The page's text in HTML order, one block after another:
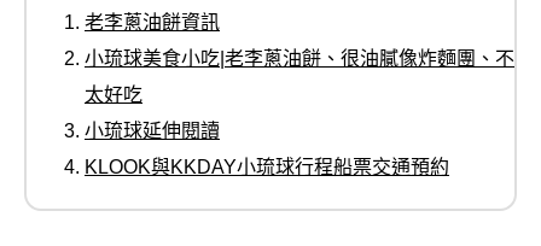
老李蔥油餅資訊
小琉球美食小吃|老李蔥油餅、很油膩像炸麵團、不
太好吃
小琉球延伸閱讀
KLOOK與KKDAY小琉球行程船票交通預約